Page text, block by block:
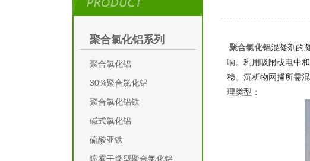
聚合氯化铝系列
聚合氯化铝
30%聚合氯化铝
聚合氯化铝铁
碱式氯化铝
硫酸亚铁
喷雾干燥型聚合氯化铝
聚合氯化铝混凝剂的
响。利用吸附或电中
稳。沉析物网捕所需
理类型：